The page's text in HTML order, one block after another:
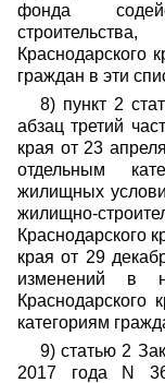
фонда
Краснодарского
граждан в эти
8) пункт 2
абзац третий
края от 23
отдельным
жилищных
жилищно-
Краснодарского
края от 29
изменений в
Краснодарского
категориям
9) статью 2
2017 года N